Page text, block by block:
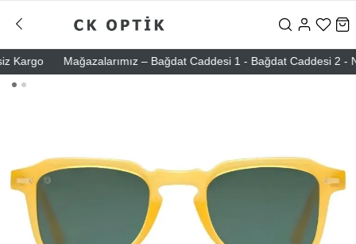
Mağazalarımız – Bağdat Caddesi 1 - Bağdat Caddesi 2 -